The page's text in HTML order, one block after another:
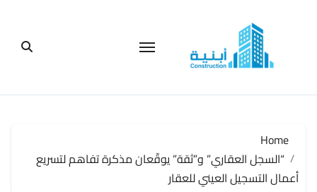
Home
“السجل العقاري” و”ثقة” يوقّعان مذكرة تفاهم لتسريع
أعمال التسجيل العيني للعقار